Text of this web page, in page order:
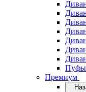
Пуфы
Премиум